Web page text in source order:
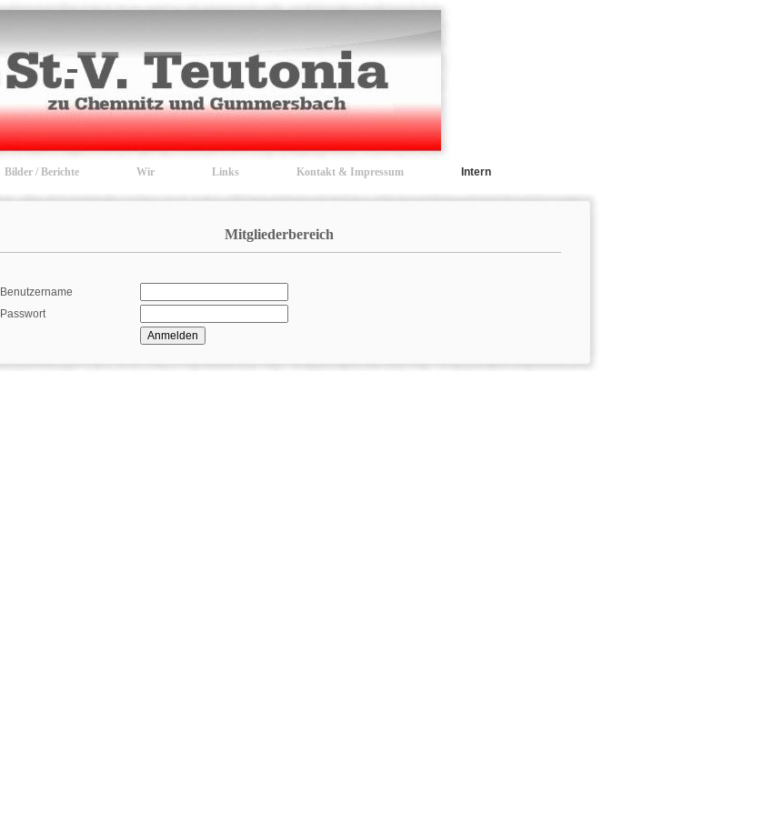
Bilder / Berichte Wir Links Kontakt & Impressum Intern
Mitgliederbereich
Benutzername
Passwort